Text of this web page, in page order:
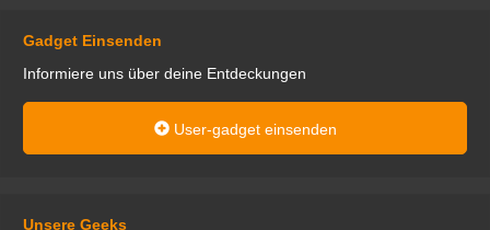
Gadget Einsenden
Informiere uns über deine Entdeckungen
User-gadget einsenden
Unsere Geeks